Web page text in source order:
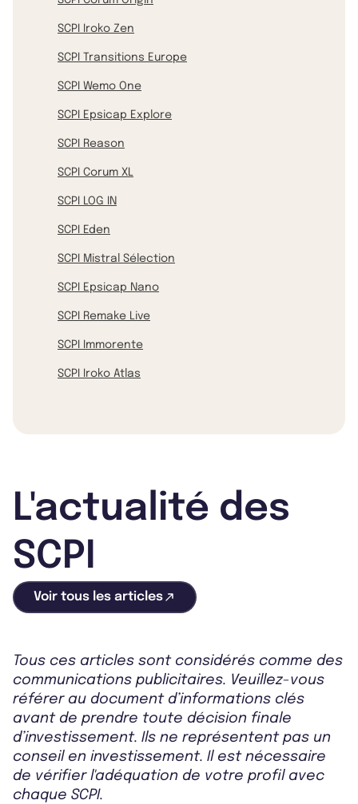
SCPI Iroko Zen
SCPI Transitions Europe
SCPI Wemo One
SCPI Epsicap Explore
SCPI Reason
SCPI Corum XL
SCPI LOG IN
SCPI Eden
SCPI Mistral Sélection
SCPI Epsicap Nano
SCPI Remake Live
SCPI Immorente
SCPI Iroko Atlas
L'actualité des
SCPI
Voir tous les articles
Tous ces articles sont considérés comme des
communications publicitaires. Veuillez-vous
référer au document d’informations clés
avant de prendre toute décision finale
d’investissement. Ils ne représentent pas un
conseil en investissement. Il est nécessaire
de vérifier l'adéquation de votre profil avec
chaque SCPI.